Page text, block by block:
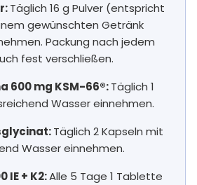
Täglich 16 g Pulver (entspricht
gewünschten Getränk
Packung nach jedem
fest verschließen.
600 mg KSM-66®:Täglich 1
Wasser einnehmen.
Täglich 2 Kapseln mit
Wasser einnehmen.
IE + K2:Alle 5 Tage 1 Tablette